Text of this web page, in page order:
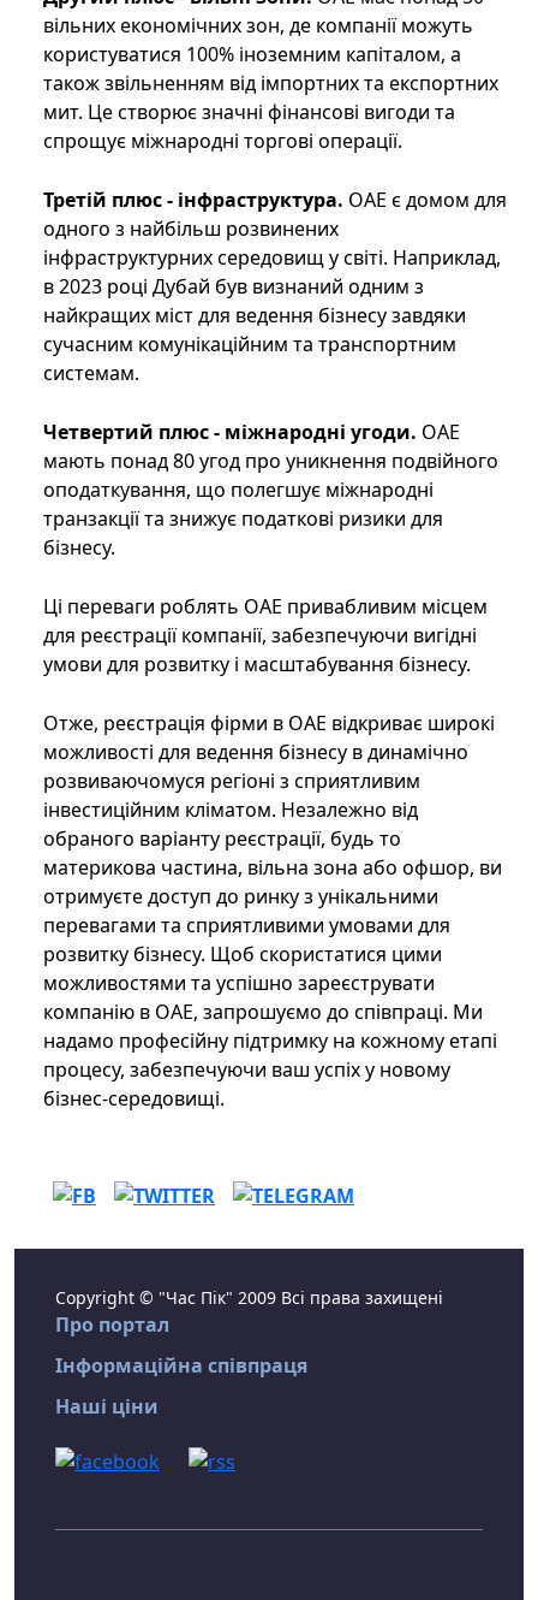
вільних економічних зон, де компанії можуть
користуватися 100% іноземним капіталом, а
також звільненням від імпортних та експортних
мит. Це створює значні фінансові вигоди та
спрощує міжнародні торгові операції.
Третій плюс - інфраструктура. ОАЕ є домом для
одного з найбільш розвинених
інфраструктурних середовищ у світі. Наприклад,
в 2023 році Дубай був визнаний одним з
найкращих міст для ведення бізнесу завдяки
сучасним комунікаційним та транспортним
системам.
Четвертий плюс - міжнародні угоди. ОАЕ
мають понад 80 угод про уникнення подвійного
оподаткування, що полегшує міжнародні
транзакції та знижує податкові ризики для
бізнесу.
Ці переваги роблять ОАЕ привабливим місцем
для реєстрації компанії, забезпечуючи вигідні
умови для розвитку і масштабування бізнесу.
Отже, реєстрація фірми в ОАЕ відкриває широкі
можливості для ведення бізнесу в динамічно
розвиваючомуся регіоні з сприятливим
інвестиційним кліматом. Незалежно від
обраного варіанту реєстрації, будь то
материкова частина, вільна зона або офшор, ви
отримуєте доступ до ринку з унікальними
перевагами та сприятливими умовами для
розвитку бізнесу. Щоб скористатися цими
можливостями та успішно зареєструвати
компанію в ОАЕ, запрошуємо до співпраці. Ми
надамо професійну підтримку на кожному етапі
процесу, забезпечуючи ваш успіх у новому
бізнес-середовищі.
Copyright © "Час Пік" 2009 Всі права захищені
Про портал
Інформаційна співпраця
Наші ціни